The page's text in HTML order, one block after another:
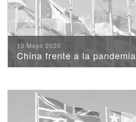
13 Mayo 2020
China frente a la pandemia